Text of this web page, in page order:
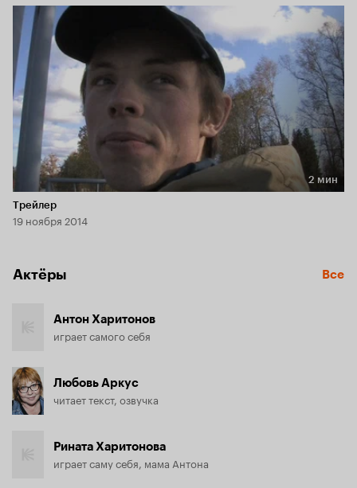
стать действующим лицом этой истории. Но это история
не о том, как один человек помог другому человеку, а о
том, как один человек узнал себя в другом. О том, что в
каждом из нас живет Другой, которого ежедневно
приходится убивать в себе, чтобы выжить.
Длительность 2 мин
2 мин
Трейлер
19 ноября 2014
Актёры Все
Антон Харитонов
играет самого себя
Любовь Аркус
читает текст, озвучка
Рината Харитонова
играет саму себя, мама Антона